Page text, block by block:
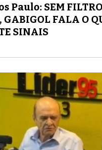
Paulo: SEM
GABIGOL FALA O
SINAIS